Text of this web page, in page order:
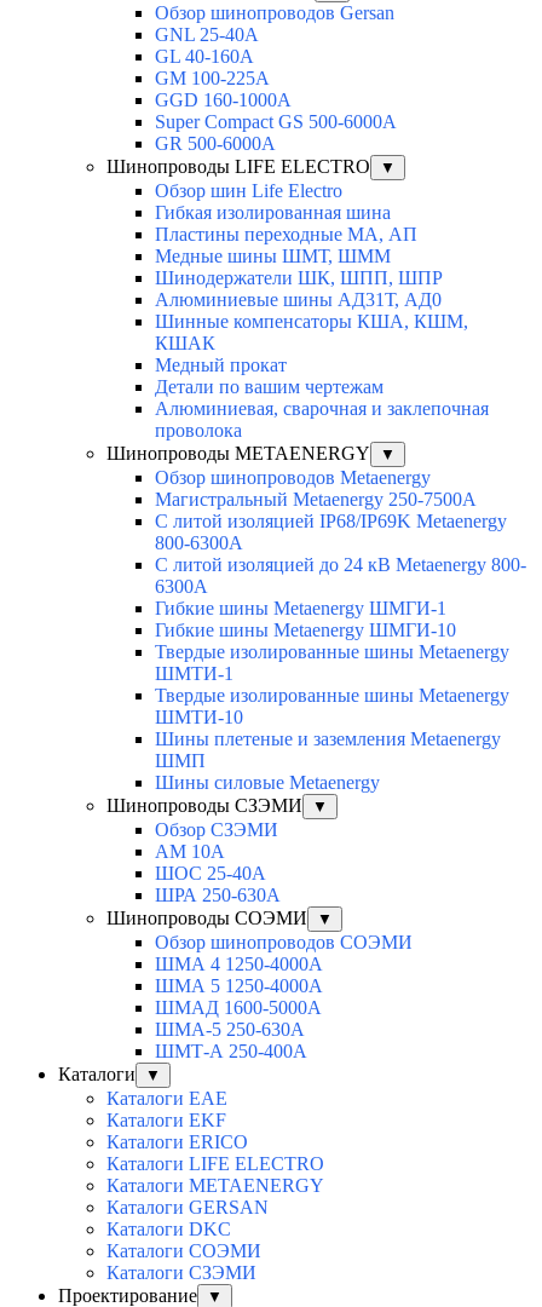
Обзор шинопроводов Gersan
GNL 25-40A
GL 40-160A
GM 100-225A
GGD 160-1000A
Super Compact GS 500-6000A
GR 500-6000A
Шинопроводы LIFE ELECTRO
▼
Обзор шин Life Electro
Гибкая изолированная шина
Пластины переходные МА, АП
Медные шины ШМТ, ШММ
Шинодержатели ШК, ШПП, ШПР
Алюминиевые шины АД31Т, АД0
Шинные компенсаторы КША, КШМ,
КШАК
Медный прокат
Детали по вашим чертежам
Алюминиевая, cварочная и заклепочная
проволока
Шинопроводы METAENERGY
▼
Обзор шинопроводов Metaenergy
Магистральный Metaenergy 250-7500A
С литой изоляцией IP68/IP69K Metaenergy
800-6300A
С литой изоляцией до 24 кВ Metaenergy 800-
6300A
Гибкие шины Metaenergy ШМГИ-1
Гибкие шины Metaenergy ШМГИ-10
Твердые изолированные шины Metaenergy
ШМТИ-1
Твердые изолированные шины Metaenergy
ШМТИ-10
Шины плетеные и заземления Metaenergy
ШМП
Шины силовые Metaenergy
Шинопроводы СЗЭМИ
▼
Обзор СЗЭМИ
АМ 10А
ШОС 25-40А
ШРА 250-630А
Шинопроводы СОЭМИ
▼
Обзор шинопроводов СОЭМИ
ШМА 4 1250-4000А
ШМА 5 1250-4000А
ШМАД 1600-5000А
ШМА-5 250-630А
ШМТ-А 250-400А
Каталоги
▼
Каталоги EAE
Каталоги EKF
Каталоги ERICO
Каталоги LIFE ELECTRO
Каталоги METAENERGY
Каталоги GERSAN
Каталоги DKC
Каталоги СОЭМИ
Каталоги СЗЭМИ
Проектирование
▼